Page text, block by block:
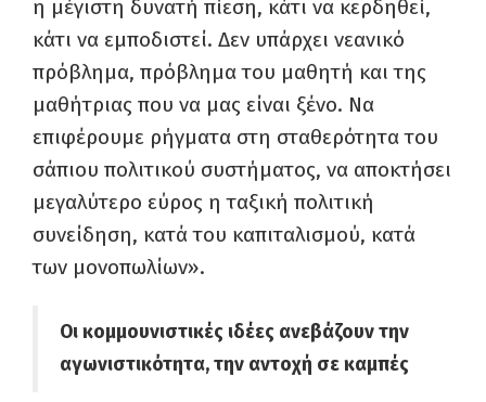
η μέγιστη δυνατή πίεση, κάτι να κερδηθεί,
κάτι να εμποδιστεί. Δεν υπάρχει νεανικό
πρόβλημα, πρόβλημα του μαθητή και της
μαθήτριας που να μας είναι ξένο. Να
επιφέρουμε ρήγματα στη σταθερότητα του
σάπιου πολιτικού συστήματος, να αποκτήσει
μεγαλύτερο εύρος η ταξική πολιτική
συνείδηση, κατά του καπιταλισμού, κατά
των μονοπωλίων».
Οι κομμουνιστικές ιδέες ανεβάζουν την
αγωνιστικότητα, την αντοχή σε καμπές